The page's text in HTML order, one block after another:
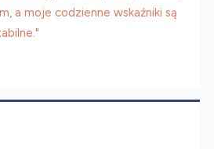
a moje codzienne wskaźniki są